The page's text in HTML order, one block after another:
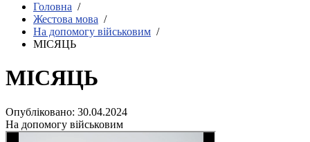
УТОГ»: прийом заявок 2023
Флешмоб «Історії успіхів, які надихають»
Переклад жестовою мовою
Діяльність УТОГ
90 років УТОГ
93 роки УТОГ
Історії та спогади ветеранів УТОГ
Головна /
Жестова мова /
На допомогу військовим /
МІСЯЦЬ
МІСЯЦЬ
Опубліковано: 30.04.2024
На допомогу військовим